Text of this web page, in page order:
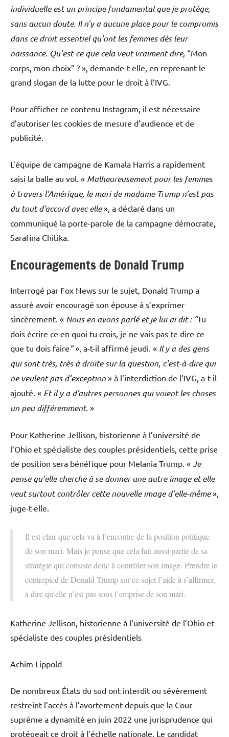
individuelle est un principe fondamental que je protège,
sans aucun doute. Il n’y a aucune place pour le compromis
dans ce droit essentiel qu’ont les femmes dès leur
naissance. Qu’est-ce que cela veut vraiment dire, “Mon
corps, mon choix” ? », demande-t-elle, en reprenant le
grand slogan de la lutte pour le droit à l’IVG.
Pour afficher ce contenu Instagram, il est nécessaire
d’autoriser les cookies de mesure d’audience et de
publicité.
L’équipe de campagne de Kamala Harris a rapidement
saisi la balle au vol. « Malheureusement pour les femmes
à travers l’Amérique, le mari de madame Trump n’est pas
du tout d’accord avec elle», a déclaré dans un
communiqué la porte-parole de la campagne démocrate,
Sarafina Chitika.
Encouragements de Donald Trump
Interrogé par Fox News sur le sujet, Donald Trump a
assuré avoir encouragé son épouse à s’exprimer
sincèrement. « Nous en avons parlé et je lui ai dit : “Tu
dois écrire ce en quoi tu crois, je ne vais pas te dire ce
que tu dois faire”», a-t-il affirmé jeudi. « Il y a des gens
qui sont très, très à droite sur la question, c’est-à-dire qui
ne veulent pas d’exception » à l’interdiction de l’IVG, a-t-il
ajouté. « Et il y a d’autres personnes qui voient les choses
un peu différemment. »
Pour Katherine Jellison, historienne à l’université de
l’Ohio et spécialiste des couples présidentiels, cette prise
de position sera bénéfique pour Melania Trump. « Je
pense qu’elle cherche à se donner une autre image et elle
veut surtout contrôler cette nouvelle image d’elle-même»,
juge-t-elle.
Il est clair que cela va à l’encontre de la position politique
de son mari. Mais je pense que cela fait aussi partie de sa
stratégie qui consiste donc à contrôler son image. Prendre le
contrepied de Donald Trump sur ce sujet l’aide à s’affirmer,
à dire qu’elle n’est pas sous l’emprise de son mari.
Katherine Jellison, historienne à l’université de l’Ohio et
spécialiste des couples présidentiels
Achim Lippold
De nombreux États du sud ont interdit ou sévèrement
restreint l’accès à l’avortement depuis que la Cour
suprême a dynamité en juin 2022 une jurisprudence qui
protégeait ce droit à l’échelle nationale. Le candidat